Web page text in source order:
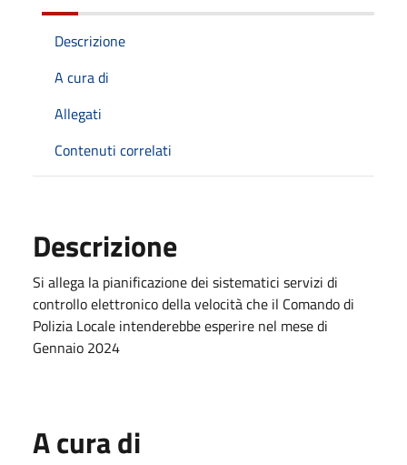
Descrizione
A cura di
Allegati
Contenuti correlati
Descrizione
Si allega la pianificazione dei sistematici servizi di
controllo elettronico della velocità che il Comando di
Polizia Locale intenderebbe esperire nel mese di
Gennaio 2024
A cura di